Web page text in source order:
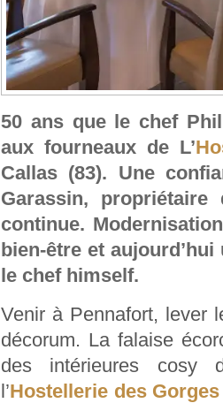
50 ans que le chef
aux fourneaux de L’
Callas (83). Une
Garassin,
continue.
bien-être et
le chef himself.
Venir à Pennafort, lever
décorum. La falaise
des intérieures cosy
l’Hostellerie des